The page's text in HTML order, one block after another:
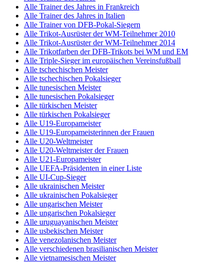
Alle Trainer des Jahres in Frankreich
Alle Trainer des Jahres in Italien
Alle Trainer von DFB-Pokal-Siegern
Alle Trikot-Ausrüster der WM-Teilnehmer 2010
Alle Trikot-Ausrüster der WM-Teilnehmer 2014
Alle Trikotfarben der DFB-Trikots bei WM und EM
Alle Triple-Sieger im europäischen Vereinsfußball
Alle tschechischen Meister
Alle tschechischen Pokalsieger
Alle tunesischen Meister
Alle tunesischen Pokalsieger
Alle türkischen Meister
Alle türkischen Pokalsieger
Alle U19-Europameister
Alle U19-Europameisterinnen der Frauen
Alle U20-Weltmeister
Alle U20-Weltmeister der Frauen
Alle U21-Europameister
Alle UEFA-Präsidenten in einer Liste
Alle UI-Cup-Sieger
Alle ukrainischen Meister
Alle ukrainischen Pokalsieger
Alle ungarischen Meister
Alle ungarischen Pokalsieger
Alle uruguayanischen Meister
Alle usbekischen Meister
Alle venezolanischen Meister
Alle verschiedenen brasilianischen Meister
Alle vietnamesischen Meister